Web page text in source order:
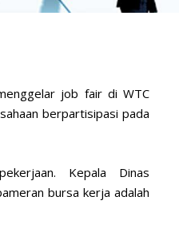
job fair di WTC
berpartisipasi pada
Kepala Dinas
bursa kerja adalah